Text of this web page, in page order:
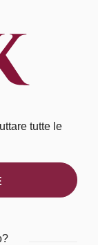
tutte le